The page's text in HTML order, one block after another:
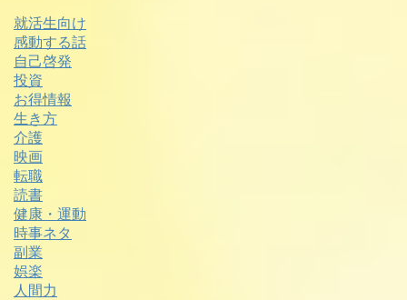
就活生向け
感動する話
自己啓発
投資
お得情報
生き方
介護
映画
転職
読書
健康・運動
時事ネタ
副業
娯楽
人間力